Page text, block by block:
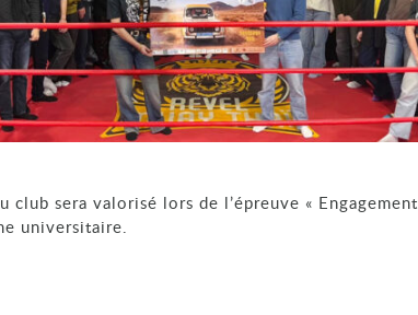
sera valorisé lors de l’épreuve « Engagement
universitaire.